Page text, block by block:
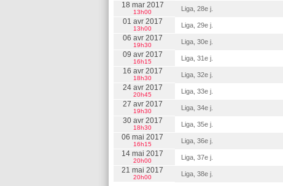
18 mar 2017
13h00 Liga, 28e j.
01 avr 2017
13h00 Liga, 29e j.
06 avr 2017
19h30 Liga, 30e j.
09 avr 2017
16h15 Liga, 31e j.
16 avr 2017
18h30 Liga, 32e j.
24 avr 2017
20h45 Liga, 33e j.
27 avr 2017
19h30 Liga, 34e j.
30 avr 2017
18h30 Liga, 35e j.
06 mai 2017
16h15 Liga, 36e j.
14 mai 2017
20h00 Liga, 37e j.
21 mai 2017
20h00 Liga, 38e j.